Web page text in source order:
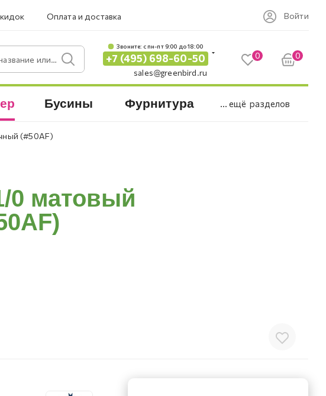
Оплата и доставка Войти
или артикул.
Звоните: c пн-пт 9:00 до 18:00
+7 (495) 698-60-50
sales@greenbird.ru
0 0
Бусины Фурнитура ... ещё разделов
(#50AF)
0 матовый